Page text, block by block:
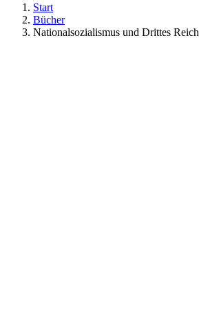
Start
Bücher
Nationalsozialismus und Drittes Reich